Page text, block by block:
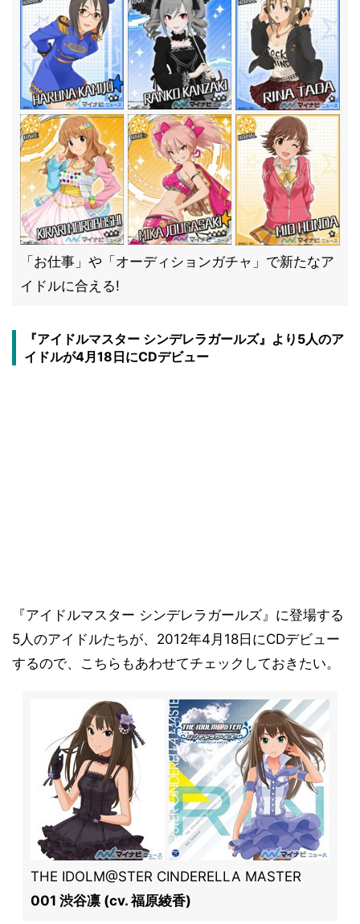
「お仕事」や「オーディションガチャ」で新たなア
イドルに合える!
『アイドルマスター シンデレラガールズ』より5人のア
イドルが4月18日にCDデビュー
『アイドルマスター シンデレラガールズ』に登場する
5人のアイドルたちが、2012年4月18日にCDデビュー
するので、こちらもあわせてチェックしておきたい。
THE IDOLM@STER CINDERELLA MASTER
001 渋谷凛 (cv. 福原綾香)